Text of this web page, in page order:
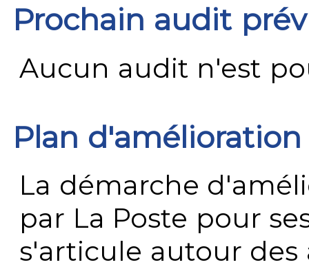
Prochain audit
Aucun audit n'est
Plan
La démarche
par La Poste pour
s'articule autour des